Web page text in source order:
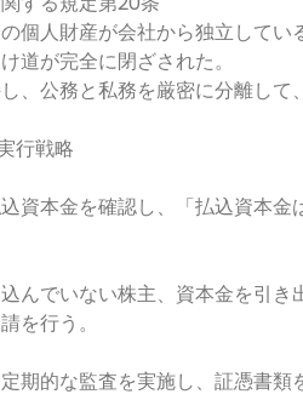
個人財産が会社から独立してい
道が完全に閉ざされた。
、公務と私務を厳密に分離して
行戦略
資本金を確認し、「払込資本金
んでいない株主、資本金を引き
を行う。
期的な監査を実施し、証憑書類